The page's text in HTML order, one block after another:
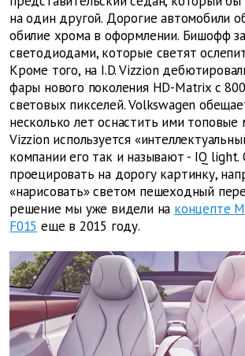
на один другой. Дорогие автомобили
обилие хрома в оформлении. Бишофф
светодиодами, которые светят
Кроме того, на I.D. Vizzion
фары нового поколения HD-Matrix с
световых пикселей. Volkswagen
несколько лет оснастить ими
Vizzion используется
компании его так и называют - IQ
проецировать на дорогу картинку,
«нарисовать» светом пешеходный
решение мы уже видели на концепте
F015 еще в 2015 году.